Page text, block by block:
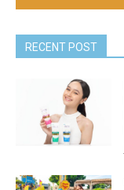
RECENT POST